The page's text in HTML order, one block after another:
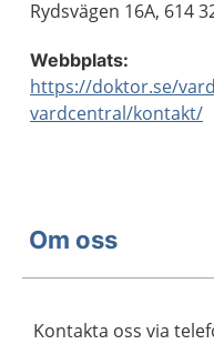
Rydsvägen 16A, 614
Webbplats:
https://doktor.se/
vardcentral/kontakt/
Om oss
Kontakta oss via